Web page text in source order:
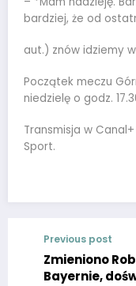
bardziej, że od
aut.) znów idziemy
Początek meczu
niedzielę o godz.
Transmisja w
Sport.
Previous post
Zmieniono
Bayernie,